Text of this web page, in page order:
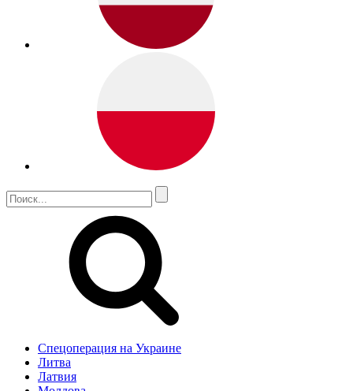
Спецоперация на Украине
Литва
Латвия